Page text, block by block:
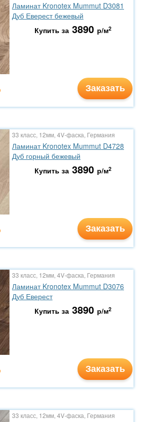
Ламинат Kronotex Mummut D3081
Дуб Еверест бежевый
Купить за 3890 р/м2
Заказать
33 класс, 12мм, 4V-фаска, Германия
Ламинат Kronotex Mummut D4728
Дуб горный бежевый
Купить за 3890 р/м2
Заказать
33 класс, 12мм, 4V-фаска, Германия
Ламинат Kronotex Mummut D3076
Дуб Еверест
Купить за 3890 р/м2
Заказать
33 класс, 12мм, 4V-фаска, Германия